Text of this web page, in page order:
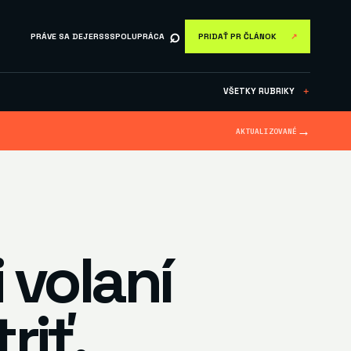
PRÁVE SA DEJERSSSPOLUPRÁCA ⌕ PRIDAŤ PR ČLÁNOK ↗
VŠETKY RUBRIKY ＋
AKTUALIZOVANÉ →
volaní